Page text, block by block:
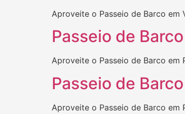
Aproveite o Passeio de Barco em
Passeio de
Aproveite o Passeio de Barco em
Passeio de
Aproveite o Passeio de Barco em